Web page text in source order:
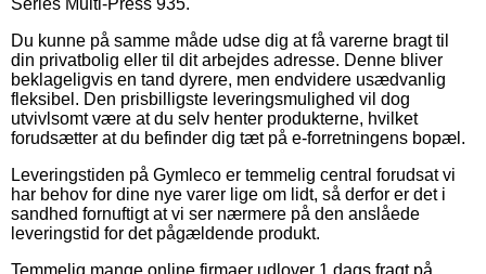
Du kunne på samme måde udse dig at få varerne bragt til
din privatbolig eller til dit arbejdes adresse. Denne bliver
beklageligvis en tand dyrere, men endvidere usædvanlig
fleksibel. Den prisbilligste leveringsmulighed vil dog
utvivlsomt være at du selv henter produkterne, hvilket
forudsætter at du befinder dig tæt på e-forretningens bopæl.
Leveringstiden på Gymleco er temmelig central forudsat vi
har behov for dine nye varer lige om lidt, så derfor er det i
sandhed fornuftigt at vi ser nærmere på den anslåede
leveringstid for det pågældende produkt.
Temmelig mange online firmaer udlover 1 dags fragt på